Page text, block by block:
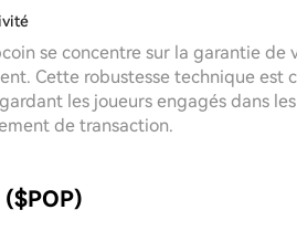
se concentre sur la garantie de
Cette robustesse technique est
les joueurs engagés dans
de transaction.